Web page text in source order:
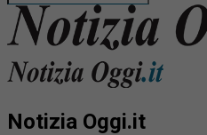
Notizia Oggi.it